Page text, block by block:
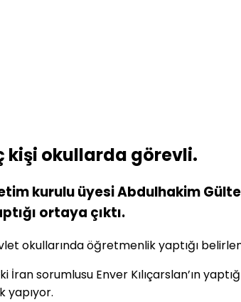
kişi okullarda görevli.
kurulu üyesi Abdulhakim
ortaya çıktı.
okullarında öğretmenlik yaptığı
sorumlusu Enver Kılıçarslan’ın
yapıyor.